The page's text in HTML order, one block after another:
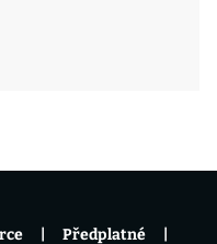
Předplatné